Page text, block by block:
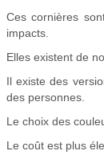
Ces cornières
impacts.
Elles existent de
Il existe des
des personnes.
Le choix des
Le coût est plus